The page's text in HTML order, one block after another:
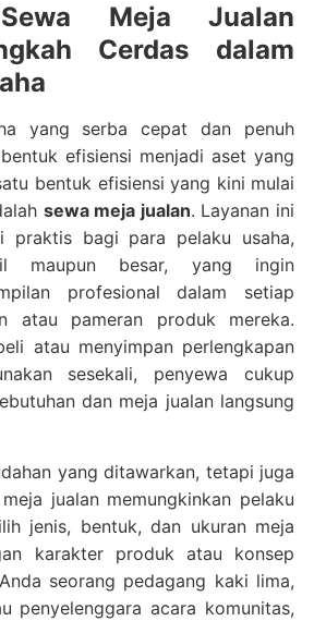
Meja Jualan
Cerdas dalam
yang serba cepat dan penuh
efisiensi menjadi aset yang
bentuk efisiensi yang kini mulai
sewa meja jualan. Layanan ini
praktis bagi para pelaku usaha,
maupun besar, yang ingin
profesional dalam setiap
atau pameran produk mereka.
atau menyimpan perlengkapan
sesekali, penyewa cukup
dan meja jualan langsung
yang ditawarkan, tetapi juga
jualan memungkinkan pelaku
jenis, bentuk, dan ukuran meja
karakter produk atau konsep
seorang pedagang kaki lima,
penyelenggara acara komunitas,